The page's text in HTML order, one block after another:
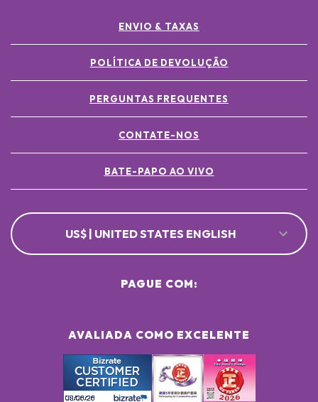
ENVIO & TAXAS
POLÍTICA DE DEVOLUÇÃO
PERGUNTAS FREQUENTES
CONTATE-NOS
BATE-PAPO AO VIVO
US$ | UNITED STATES ENGLISH
AVALIADA COMO EXCELENTE
PAGUE COM: